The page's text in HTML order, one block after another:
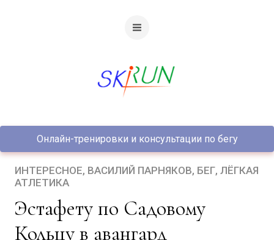
Онлайн-тренировки и консультации по бегу
ИНТЕРЕСНОЕ ВАСИЛИЙ ПАРНЯКОВ БЕГ ЛЁГКАЯ
АТЛЕТИКА
Эстафету по Садовому
Кольцу в авангард